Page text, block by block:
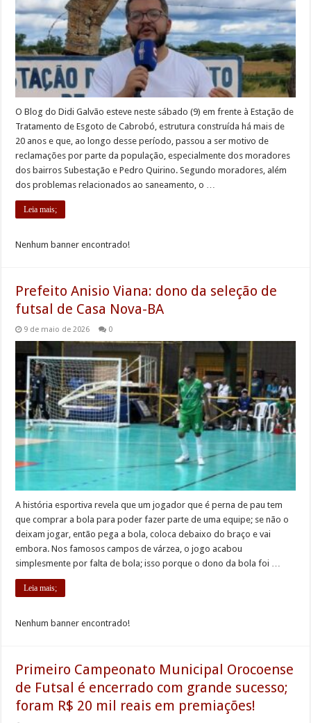
O Blog do Didi Galvão esteve neste sábado (9) em frente à Estação de
Tratamento de Esgoto de Cabrobó, estrutura construída há mais de
20 anos e que, ao longo desse período, passou a ser motivo de
reclamações por parte da população, especialmente dos moradores
dos bairros Subestação e Pedro Quirino. Segundo moradores, além
dos problemas relacionados ao saneamento, o …
Leia mais;
Nenhum banner encontrado!
Prefeito Anisio Viana: dono da seleção de
futsal de Casa Nova-BA
9 de maio de 2026 0
A história esportiva revela que um jogador que é perna de pau tem
que comprar a bola para poder fazer parte de uma equipe; se não o
deixam jogar, então pega a bola, coloca debaixo do braço e vai
embora. Nos famosos campos de várzea, o jogo acabou
simplesmente por falta de bola; isso porque o dono da bola foi …
Leia mais;
Nenhum banner encontrado!
Primeiro Campeonato Municipal Orocoense
de Futsal é encerrado com grande sucesso;
foram R$ 20 mil reais em premiações!